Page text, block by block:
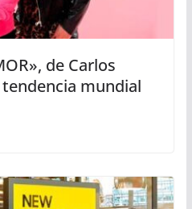
de Carlos
mundial